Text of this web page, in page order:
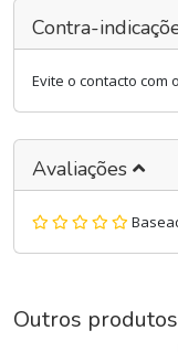
Contra-
Evite o contacto com
Avaliações
Outros